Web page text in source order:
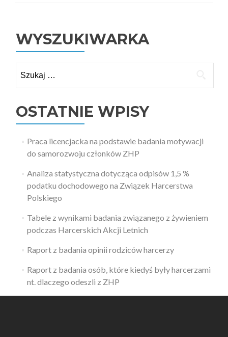
WYSZUKIWARKA
OSTATNIE WPISY
Praca licencjacka na podstawie badania motywacji
do samorozwoju członków ZHP
Analiza statystyczna dotycząca odpisów 1,5 %
podatku dochodowego na Związek Harcerstwa
Polskiego
Tabele z wynikami badania związanego z żywieniem
podczas Harcerskich Akcji Letnich
Raport z badania opinii rodziców harcerzy
Raport z badania osób, które kiedyś były harcerzami
nt. dlaczego odeszli z ZHP